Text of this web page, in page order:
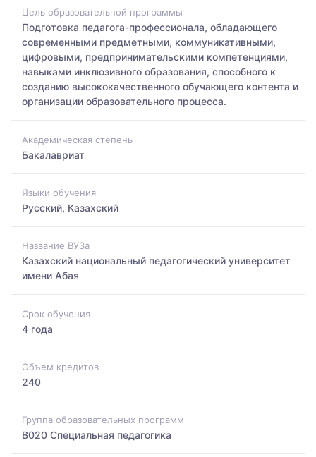
Цель образовательной программы
Подготовка педагога-профессионала, обладающего
современными предметными, коммуникативными,
цифровыми, предпринимательскими компетенциями,
навыками инклюзивного образования, способного к
созданию высококачественного обучающего контента и
организации образовательного процесса.
Академическая степень
Бакалавриат
Языки обучения
Русский, Казахский
Название ВУЗа
Казахский национальный педагогический университет
имени Абая
Срок обучения
4 года
Объем кредитов
240
Группа образовательных программ
B020 Специальная педагогика